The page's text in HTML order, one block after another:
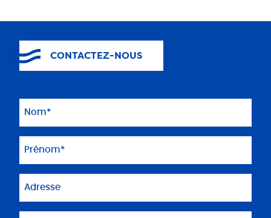
CONTACTEZ-NOUS